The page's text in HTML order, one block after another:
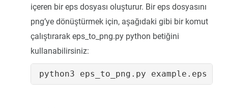
içeren bir eps dosyası oluşturur. Bir eps dosyasını
png’ye dönüştürmek için, aşağıdaki gibi bir komut
çalıştırarak eps_to_png.py python betiğini
kullanabilirsiniz: